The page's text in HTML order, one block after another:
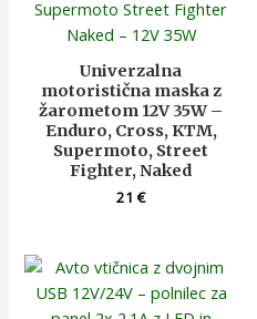
Univerzalna
motoristična maska z
žarometom 12V 35W –
Enduro, Cross, KTM,
Supermoto, Street
Fighter, Naked
21€